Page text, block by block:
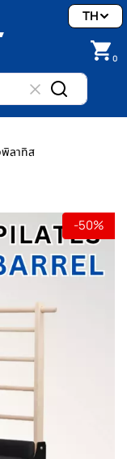
0
TH
พิลาทิส
-50%